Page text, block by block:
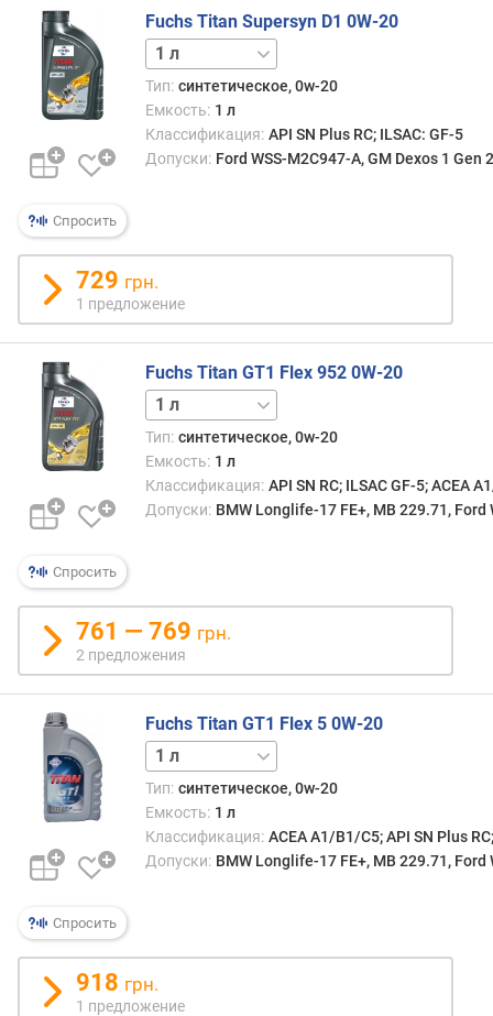
S
O
Спросить
Fuchs Titan Supersyn D1 0W-20
5 л
Тип: синтетическое, 0w-20
Емкость: 1 л
Классификация: API SN Plus RC; ILSAC: GF-5
Допуски: Ford WSS-M2C947-A, GM Dexos 1
729 грн.
1 предложение
Спросить
Fuchs Titan GT1 Flex 952 0W-20
5 л
Тип: синтетическое, 0w-20
Емкость: 1 л
Классификация: API SN RC; ILSAC GF-5; ACEA
Допуски: BMW Longlife-17 FE+, MB 229.71, Ford
761 — 769 грн.
2 предложения
Спросить
Fuchs Titan GT1 Flex 5 0W-20
5 л 20 л
Тип: синтетическое, 0w-20
Емкость: 1 л
Классификация: ACEA A1/B1/C5; API SN Plus
Допуски: BMW Longlife-17 FE+, MB 229.71, Ford
918 грн.
1 предложение